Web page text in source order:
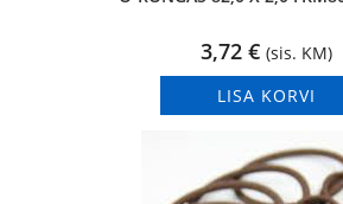
3,72 € (sis. KM)
LISA KORVI